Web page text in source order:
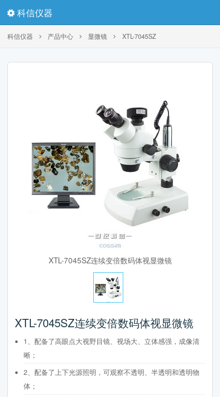
科信仪器
科信仪器 产品中心 显微镜 XTL-7045SZ
XTL-7045SZ连续变倍数码体视显微镜
XTL-7045SZ连续变倍数码体视显微镜
1、配备了高眼点大视野目镜、视场大、立体感强，成像清
晰；
2、配备了上下光源照明，可观察不透明、半透明和透明物
体；